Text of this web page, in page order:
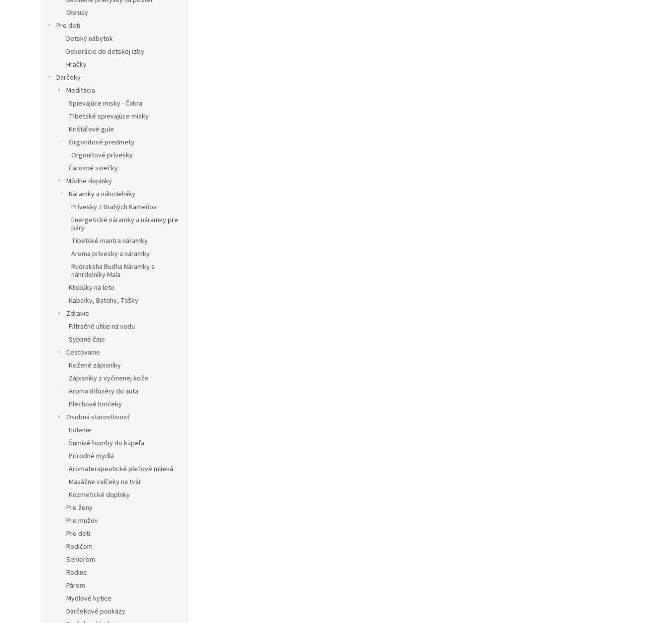
Obrusy
Pre deti
Detský nábytok
Dekorácie do detskej izby
Hračky
Darčeky
Meditácia
Spievajúce misky - Čakra
Tibetské spievajúce misky
Krištáľové gule
Orgonitové predmety
Orgonitové prívesky
Čarovné sviečky
Módne doplnky
Náramky a náhrdelníky
Prívesky z Drahých Kameňov
Energetické náramky a náramky pre
páry
Tibetské mantra náramky
Aroma prívesky a náramky
Rudraksha Budha Náramky a
náhrdelníky Mala
Klobúky na leto
Kabelky, Batohy, Tašky
Zdravie
Filtračné uhlie na vodu
Sypané čaje
Cestovanie
Kožené zápisníky
Zápisníky z vyčinenej kože
Aroma difuzéry do auta
Plechové hrnčeky
Osobná starostlivosť
Holenie
Šumivé bomby do kúpeľa
Prírodné mydlá
Aromaterapeutické pleťové mlieká
Masážne valčeky na tvár
Kozmetické doplnky
Pre ženy
Pre mužov
Pre deti
Rodičom
Seniorom
Rodine
Párom
Mydlové kytice
Darčekové poukazy